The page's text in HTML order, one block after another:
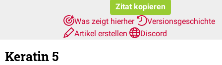
Zitat kopieren
Was zeigt hierher
Versionsgeschichte
Artikel erstellen
Discord
Keratin 5